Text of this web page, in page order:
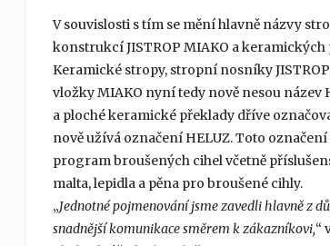
V souvislosti s tím se mění hlavně názvy
konstrukcí JISTROP MIAKO a keramických
Keramické stropy, stropní nosníky
vložky MIAKO nyní tedy nově nesou název
a ploché keramické překlady dříve
nově užívá označení HELUZ. Toto
program broušených cihel včetně
malta, lepidla a pěna pro broušené cihly.
„Jednotné pojmenování jsme zavedli hlavně z
snadnější komunikace směrem k zákazníkovi,“